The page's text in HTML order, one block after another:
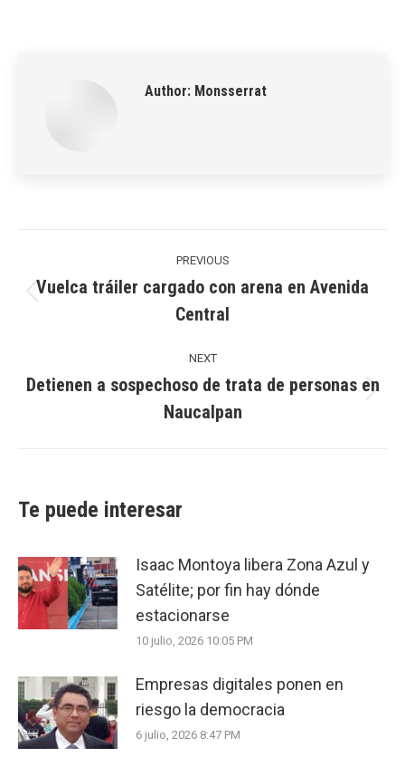
Author: Monsserrat
PREVIOUS
post:
Vuelca tráiler cargado con arena en Avenida
Central
NEXT
post:
Detienen a sospechoso de trata de personas en
Naucalpan
Te puede interesar
Isaac Montoya libera Zona Azul y
Satélite; por fin hay dónde
estacionarse
10 julio, 2026 10:05 PM
Empresas digitales ponen en
riesgo la democracia
6 julio, 2026 8:47 PM